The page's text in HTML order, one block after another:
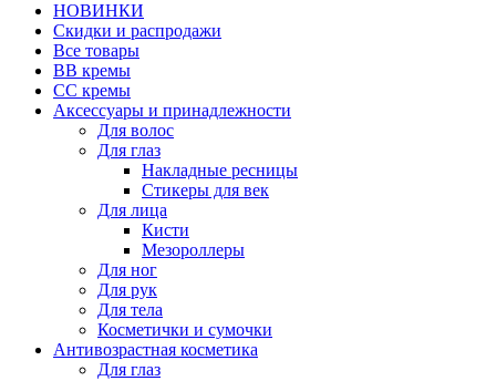
НОВИНКИ
Скидки и распродажи
Все товары
BB кремы
CC кремы
Аксессуары и принадлежности
Для волос
Для глаз
Накладные ресницы
Стикеры для век
Для лица
Кисти
Мезороллеры
Для ног
Для рук
Для тела
Косметички и сумочки
Антивозрастная косметика
Для глаз